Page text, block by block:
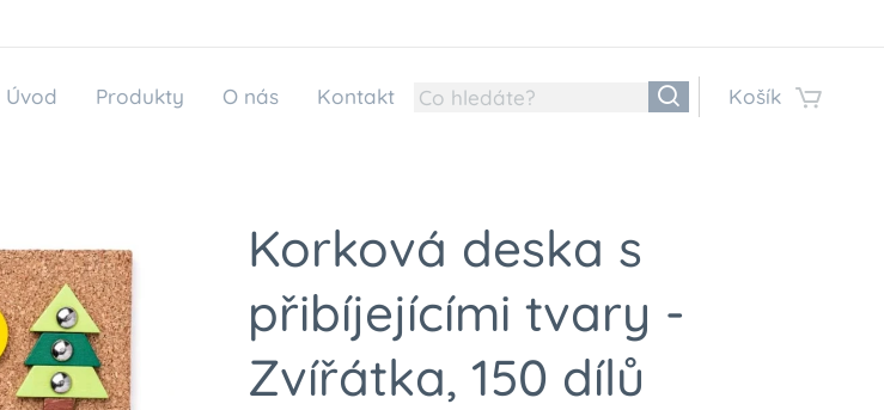
Úvod Produkty O nás Kontakt Košík
Korková deska s
přibíjejícími tvary -
Zvířátka, 150 dílů